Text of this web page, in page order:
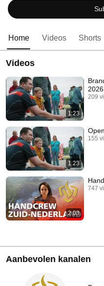
Home Videos Shorts
Videos
1:23
209
1:23
155
2:03
747
Aanbevolen kanalen